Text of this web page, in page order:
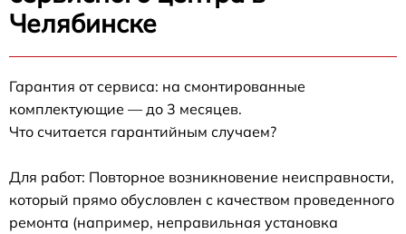
Челябинске
Гарантия от сервиса: на смонтированные
комплектующие — до 3 месяцев.
Что считается гарантийным случаем?
Для работ: Повторное возникновение неисправности,
который прямо обусловлен с качеством проведенного
ремонта (например, неправильная установка